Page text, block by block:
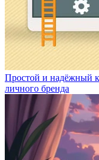
Простой и надёжный
личного бренда